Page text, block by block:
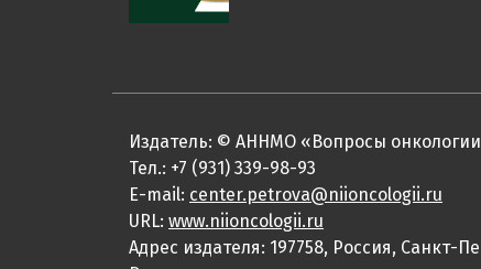
Издатель: © АННМО «Вопросы
Тел.: +7 (931) 339-98-93
E-mail: center.petrova@niioncologii.ru
URL: www.niioncologii.ru
Адрес издателя: 197758, Россия, Санкт-